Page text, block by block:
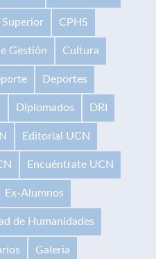
Superior CPHS
Gestión Cultura
Deportes
Diplomados DRI
Editorial UCN
Encuéntrate UCN
Ex-Alumnos
de Humanidades
Galería